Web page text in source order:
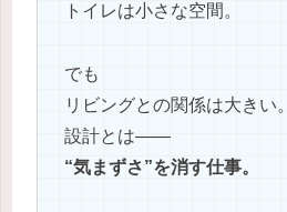
トイレは小さな空間。
でも
リビングとの関係は大きい。
設計とは――
“気まずさ”を消す仕事。